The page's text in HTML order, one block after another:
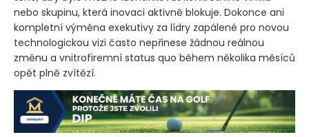
nebo skupinu, která inovaci aktivně blokuje. Dokonce ani
kompletní výměna exekutivy za lídry zapálené pro novou
technologickou vizi často nepřinese žádnou reálnou
změnu a vnitrofiremní status quo během několika měsíců
opět plně zvítězí.